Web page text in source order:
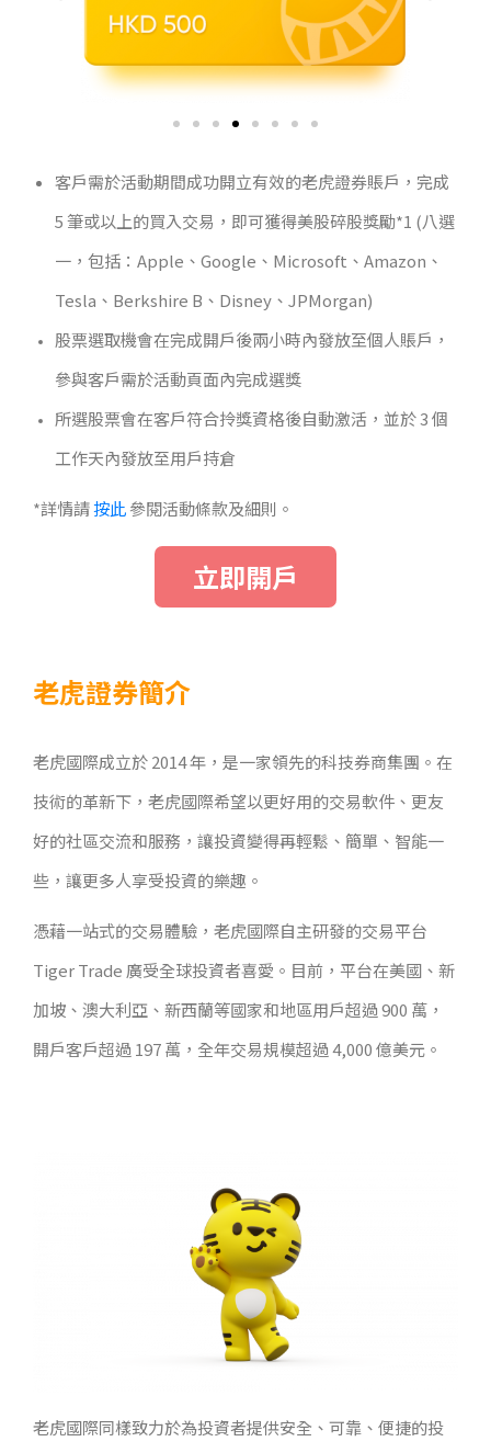
客戶需於活動期間成功開立有效的老虎證券賬戶，完成
5 筆或以上的買入交易，即可獲得美股碎股獎勵*1 (八選
一，包括：Apple、Google、Microsoft、Amazon、
Tesla、Berkshire B、Disney、JPMorgan)
股票選取機會在完成開戶後兩小時內發放至個人賬戶，
參與客戶需於活動頁面內完成選獎
所選股票會在客戶符合拎獎資格後自動激活，並於 3 個
工作天內發放至用戶持倉
*詳情請按此參閱活動條款及細則。
立即開戶
老虎證券簡介
老虎國際成立於 2014 年，是一家領先的科技券商集團。在
技術的革新下，老虎國際希望以更好用的交易軟件、更友
好的社區交流和服務，讓投資變得再輕鬆、簡單、智能一
些，讓更多人享受投資的樂趣。
憑藉一站式的交易體驗，老虎國際自主研發的交易平台
Tiger Trade 廣受全球投資者喜愛。目前，平台在美國、新
加坡、澳大利亞、新西蘭等國家和地區用戶超過 900 萬，
開戶客戶超過 197 萬，全年交易規模超過 4,000 億美元。
老虎國際同樣致力於為投資者提供安全、可靠、便捷的投